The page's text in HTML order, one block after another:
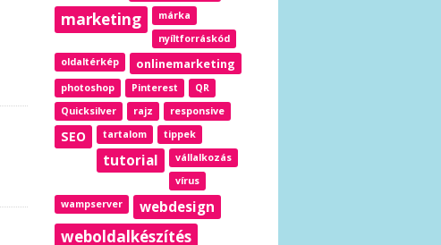
marketing
márka
nyíltforráskód
oldaltérkép
onlinemarketing
photoshop Pinterest
QR
Quicksilver
rajz responsive
SEO tartalom tippek
tutorial
vállalkozás
vírus
wampserver
webdesign
weboldalkészítés